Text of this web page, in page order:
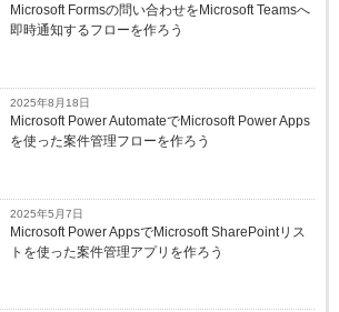
Microsoft Formsの問い合わせをMicrosoft Teamsへ
即時通知するフローを作ろう
2025年8月18日
Microsoft Power AutomateでMicrosoft Power Apps
を使った案件管理フローを作ろう
2025年5月7日
Microsoft Power AppsでMicrosoft SharePointリス
トを使った案件管理アプリを作ろう